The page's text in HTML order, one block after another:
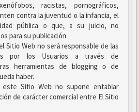
racistas, pornográficos,
contra la juventud o la infancia, el
pública o que, a su juicio, no
para su publicación.
Sitio Web no será responsable de las
por los Usuarios a través de
herramientas de blogging o de
haber.
este Sitio Web no supone entablar
de carácter comercial entre El Sitio